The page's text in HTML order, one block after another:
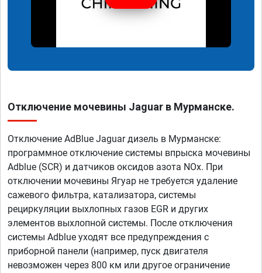
Отключение мочевины Jaguar в Мурманске.
Отключение AdBlue Jaguar дизель в Мурманске:
программное отключение системы впрыска мочевины
Adblue (SCR) и датчиков оксидов азота NOx. При
отключении мочевины Ягуар не требуется удаление
сажевого фильтра, катализатора, системы
рециркуляции выхлопных газов EGR и других
элементов выхлопной системы. После отключения
системы Adblue уходят все предупреждения с
приборной панели (например, пуск двигателя
невозможен через 800 км или другое ограничение